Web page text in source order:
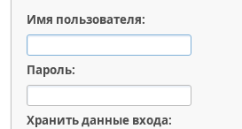
Имя пользователя:
Пароль:
Хранить данные входа: